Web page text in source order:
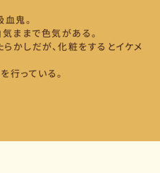
鬼。
ままで色気がある。
かしだが、化粧をするとイケメ
行っている。